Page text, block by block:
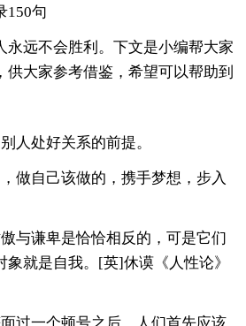
150句
永远不会胜利。下文是小编帮大家
供大家参考借鉴，希望可以帮助到
人处好关系的前提。
做自己该做的，携手梦想，步入
与谦卑是恰恰相反的，可是它们
就是自我。[英]休谟《人性论》